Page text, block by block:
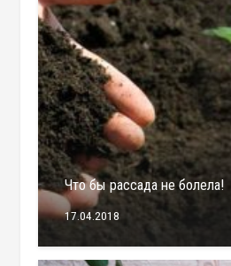
Что бы рассада не болела!
17.04.2018